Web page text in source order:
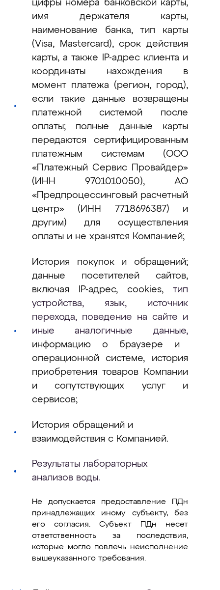
цифры номера банковской карты,
имя держателя карты,
наименование банка, тип карты
(Visa, Mastercard), срок действия
карты, а также IP-адрес клиента и
координаты нахождения в
момент платежа (регион, город),
если такие данные возвращены
платежной системой после
оплаты; полные данные карты
передаются сертифицированным
платежным системам (ООО
«Платежный Сервис Провайдер»
(ИНН 9701010050), АО
«Предпроцессинговый расчетный
центр» (ИНН 7718696387) и
другим) для осуществления
оплаты и не хранятся Компанией;
История покупок и обращений;
данные посетителей сайтов,
включая IP-адрес, cookies,тип
устройства, язык, источник
перехода, поведение на сайте и
иные аналогичные данные,
информацию о браузере и
операционной системе, история
приобретения товаров Компании
и сопутствующих услуг и
сервисов;
История обращений и
взаимодействия с Компанией.
Результаты лабораторных
анализов воды.
Не допускается предоставление ПДн
принадлежащих иному субъекту, без
его согласия. Субъект ПДн несет
ответственность за последствия,
которые могло повлечь неисполнение
вышеуказанного требования.